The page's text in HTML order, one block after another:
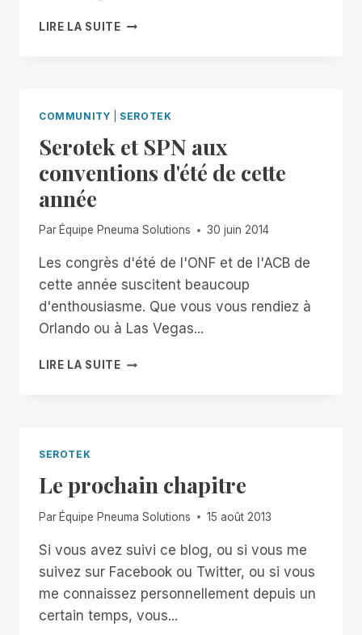
LIRE LA SUITELA
COMMUNITY SEROTEK
Serotek et SPN aux
conventions d'été de cette
année
Par Équipe Pneuma Solutions 30 juin 2014
Les congrès d'été de l'ONF et de l'ACB de
cette année suscitent beaucoup
d'enthousiasme. Que vous vous rendiez à
Orlando ou à Las Vegas...
LIRE LA SUITESEROTEK
CETTE
ANNÉE
SEROTEK
Le prochain chapitre
Par Équipe Pneuma Solutions 15 août 2013
Si vous avez suivi ce blog, ou si vous me
suivez sur Facebook ou Twitter, ou si vous
me connaissez personnellement depuis un
certain temps, vous...